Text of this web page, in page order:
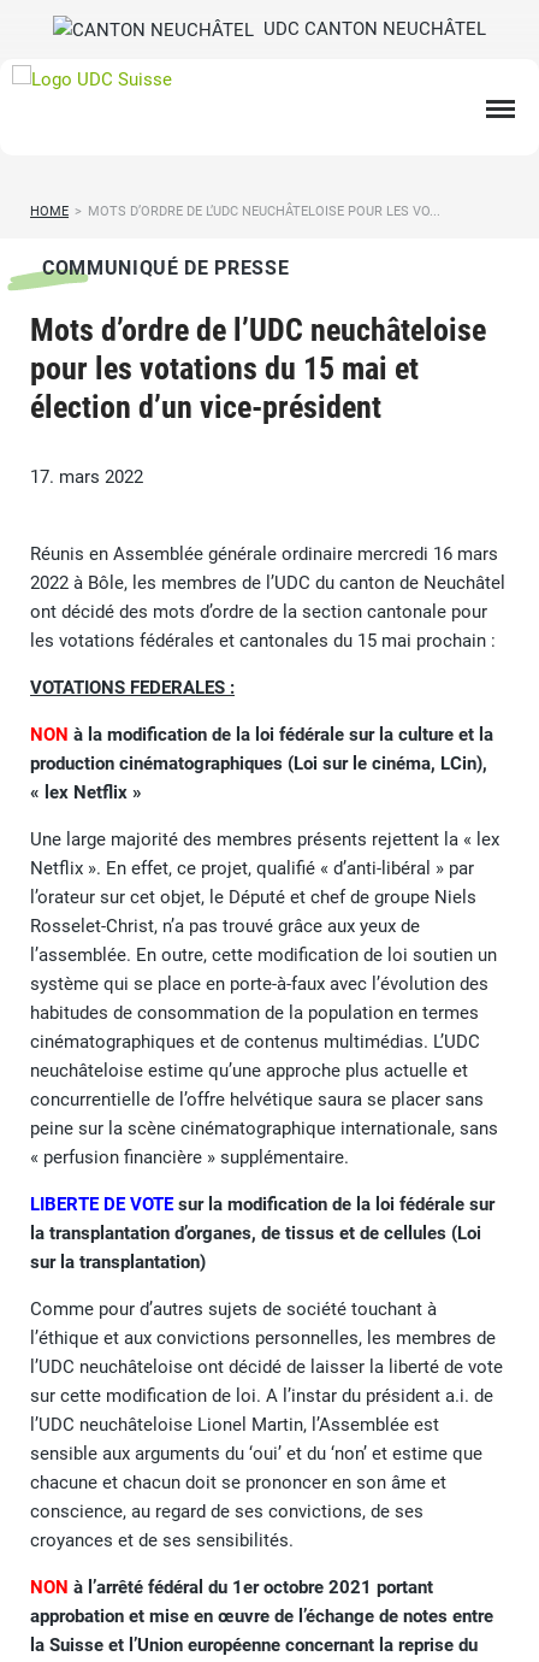
UDC CANTON NEUCHÂTEL
HOME > MOTS D’ORDRE DE L’UDC NEUCHÂTELOISE POUR LES VO...
COMMUNIQUÉ DE PRESSE
Mots d’ordre de l’UDC neuchâteloise
pour les votations du 15 mai et
élection d’un vice-président
17. mars 2022
Réunis en Assemblée générale ordinaire mercredi 16 mars
2022 à Bôle, les membres de l’UDC du canton de Neuchâtel
ont décidé des mots d’ordre de la section cantonale pour
les votations fédérales et cantonales du 15 mai prochain :
VOTATIONS FEDERALES :
NON à la modification de la loi fédérale sur la culture et la
production cinématographiques (Loi sur le cinéma, LCin),
« lex Netflix »
Une large majorité des membres présents rejettent la « lex
Netflix ». En effet, ce projet, qualifié « d’anti-libéral » par
l’orateur sur cet objet, le Député et chef de groupe Niels
Rosselet-Christ, n’a pas trouvé grâce aux yeux de
l’assemblée. En outre, cette modification de loi soutien un
système qui se place en porte-à-faux avec l’évolution des
habitudes de consommation de la population en termes
cinématographiques et de contenus multimédias. L’UDC
neuchâteloise estime qu’une approche plus actuelle et
concurrentielle de l’offre helvétique saura se placer sans
peine sur la scène cinématographique internationale, sans
« perfusion financière » supplémentaire.
LIBERTE DE VOTE sur la modification de la loi fédérale sur
la transplantation d’organes, de tissus et de cellules (Loi
sur la transplantation)
Comme pour d’autres sujets de société touchant à
l’éthique et aux convictions personnelles, les membres de
l’UDC neuchâteloise ont décidé de laisser la liberté de vote
sur cette modification de loi. A l’instar du président a.i. de
l’UDC neuchâteloise Lionel Martin, l’Assemblée est
sensible aux arguments du ‘oui’ et du ‘non’ et estime que
chacune et chacun doit se prononcer en son âme et
conscience, au regard de ses convictions, de ses
croyances et de ses sensibilités.
NON à l’arrêté fédéral du 1er octobre 2021 portant
approbation et mise en œuvre de l’échange de notes entre
la Suisse et l’Union européenne concernant la reprise du